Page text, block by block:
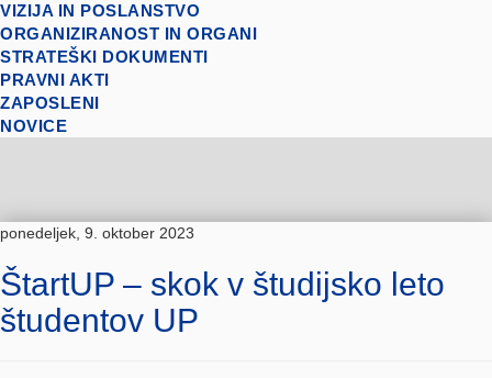
VIZIJA IN POSLANSTVO
ORGANIZIRANOST IN ORGANI
STRATEŠKI DOKUMENTI
PRAVNI AKTI
ZAPOSLENI
NOVICE
ponedeljek, 9. oktober 2023
ŠtartUP – skok v študijsko leto
študentov UP